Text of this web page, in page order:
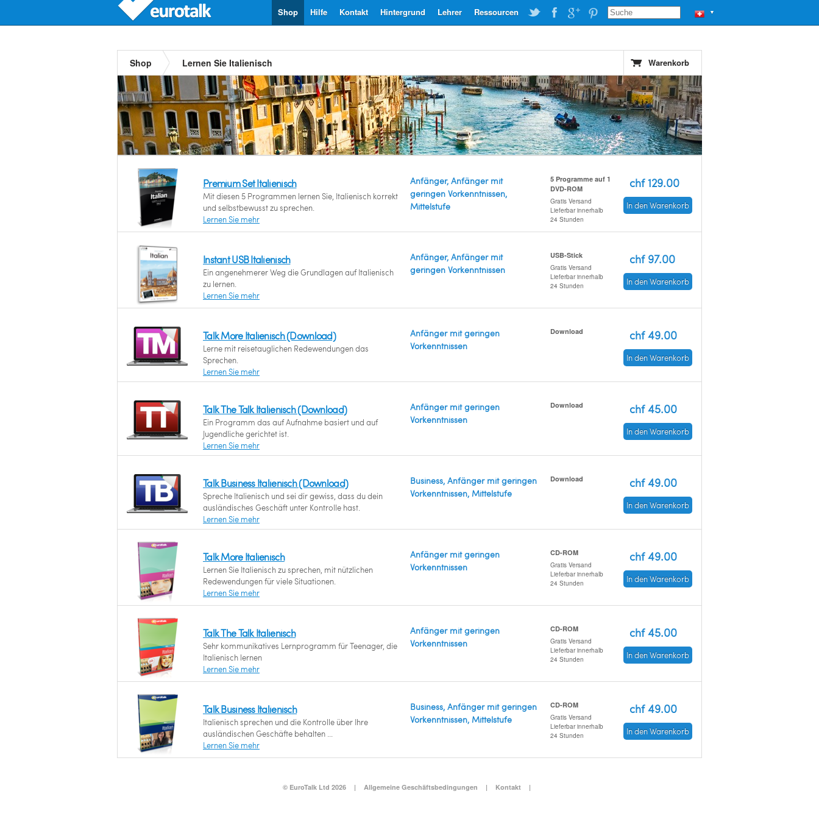
▼
Ressourcen
Lehrer
Hintergrund
Kontakt
Hilfe
Shop
Shop Lernen Sie Italienisch Warenkorb
Premium Set Italienisch
Mit diesen 5 Programmen lernen Sie, Italienisch korrekt
und selbstbewusst zu sprechen.
Lernen Sie mehr
Anfänger, Anfänger mit
geringen Vorkenntnissen,
Mittelstufe
5 Programme auf 1
DVD-ROM
Gratis Versand
Lieferbar innerhalb
24 Stunden
chf 129.00
In den Warenkorb
Instant USB Italienisch
Ein angenehmerer Weg die Grundlagen auf Italienisch
zu lernen.
Lernen Sie mehr
Anfänger, Anfänger mit
geringen Vorkenntnissen
USB-Stick
Gratis Versand
Lieferbar innerhalb
24 Stunden
chf 97.00
In den Warenkorb
Talk More Italienisch (Download)
Lerne mit reisetauglichen Redewendungen das
Sprechen.
Lernen Sie mehr
Anfänger mit geringen
Vorkenntnissen
Download chf 49.00
In den Warenkorb
Talk The Talk Italienisch (Download)
Ein Programm das auf Aufnahme basiert und auf
Jugendliche gerichtet ist.
Lernen Sie mehr
Anfänger mit geringen
Vorkenntnissen
Download chf 45.00
In den Warenkorb
Talk Business Italienisch (Download)
Spreche Italienisch und sei dir gewiss, dass du dein
ausländisches Geschäft unter Kontrolle hast.
Lernen Sie mehr
Business, Anfänger mit geringen
Vorkenntnissen, Mittelstufe
Download chf 49.00
In den Warenkorb
Talk More Italienisch
Lernen Sie Italienisch zu sprechen, mit nützlichen
Redewendungen für viele Situationen.
Lernen Sie mehr
Anfänger mit geringen
Vorkenntnissen
CD-ROM
Gratis Versand
Lieferbar innerhalb
24 Stunden
chf 49.00
In den Warenkorb
Talk The Talk Italienisch
Sehr kommunikatives Lernprogramm für Teenager, die
Italienisch lernen
Lernen Sie mehr
Anfänger mit geringen
Vorkenntnissen
CD-ROM
Gratis Versand
Lieferbar innerhalb
24 Stunden
chf 45.00
In den Warenkorb
Talk Business Italienisch
Italienisch sprechen und die Kontrolle über Ihre
ausländischen Geschäfte behalten ...
Lernen Sie mehr
Business, Anfänger mit geringen
Vorkenntnissen, Mittelstufe
CD-ROM
Gratis Versand
Lieferbar innerhalb
24 Stunden
chf 49.00
In den Warenkorb
© EuroTalk Ltd 2026 | Allgemeine Geschäftsbedingungen | Kontakt |